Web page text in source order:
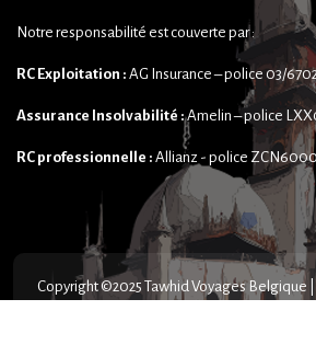
Notre responsabilité est couverte par :
RC Exploitation : AG Insurance – police 03/
Assurance Insolvabilité :Amelin – police
RC professionnelle : Allianz - police
Copyright ©2025 Tawhid Voyages Belgique